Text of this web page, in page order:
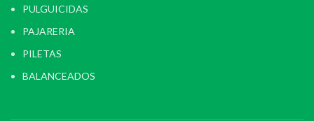
PULGUICIDAS
PAJARERIA
PILETAS
BALANCEADOS